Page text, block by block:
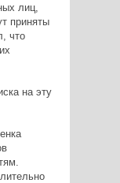
лиц,
приняты
что
на эту